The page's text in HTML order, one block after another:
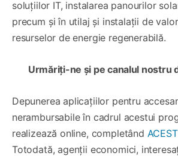
soluțiilor IT, instalarea panourilor
precum și în utilaj și instalații de
resurselor de energie regenerabilă.
Urmăriți-ne și pe canalul nostru
Depunerea aplicațiilor pentru
nerambursabile în cadrul acestui
realizează online, completând ACEST
Totodată, agenții economici,